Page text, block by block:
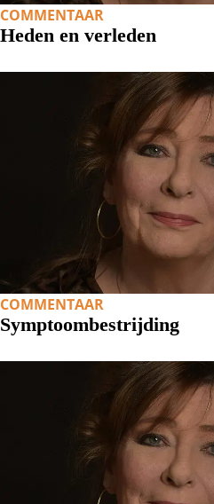
COMMENTAAR
Heden en verleden
COMMENTAAR
Symptoombestrijding